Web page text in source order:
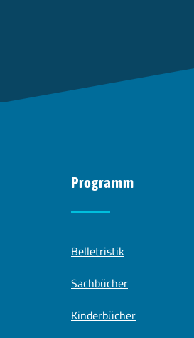
Programm
Belletristik
Sachbücher
Kinderbücher